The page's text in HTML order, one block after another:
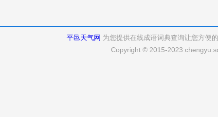
平邑天气网 为您提供在线成语词典查询让您方便
Copyright © 2015-2023